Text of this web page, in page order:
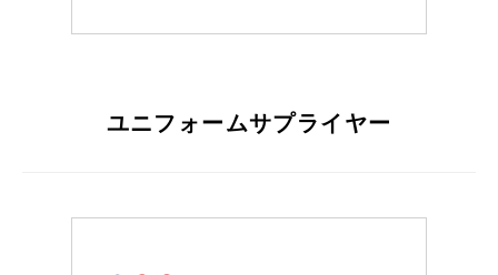
ユニフォームサプライヤー